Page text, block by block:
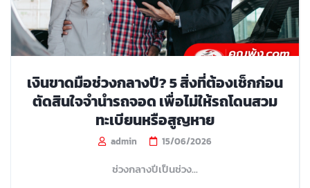
เงินขาดมือช่วงกลางปี? 5 สิ่งที่ต้องเช็กก่อน
ตัดสินใจจำนำรถจอด เพื่อไม่ให้รถโดนสวม
ทะเบียนหรือสูญหาย
admin 15/06/2026
ช่วงกลางปีเป็นช่วง...